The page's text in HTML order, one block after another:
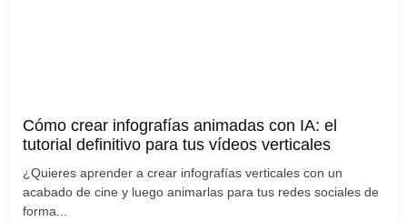
Cómo crear infografías animadas con IA: el
tutorial definitivo para tus vídeos verticales
¿Quieres aprender a crear infografías verticales con un
acabado de cine y luego animarlas para tus redes sociales de
forma...